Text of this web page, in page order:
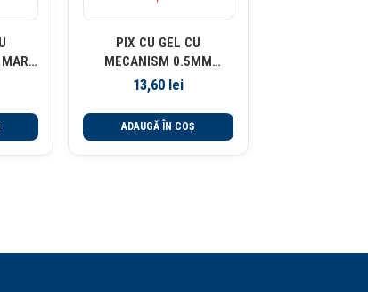
PIX CU GEL CU
MECANISM 0.5MM
ALBASTRU NUSIGN CORP
13,60 lei
ADAUGĂ ÎN COȘ